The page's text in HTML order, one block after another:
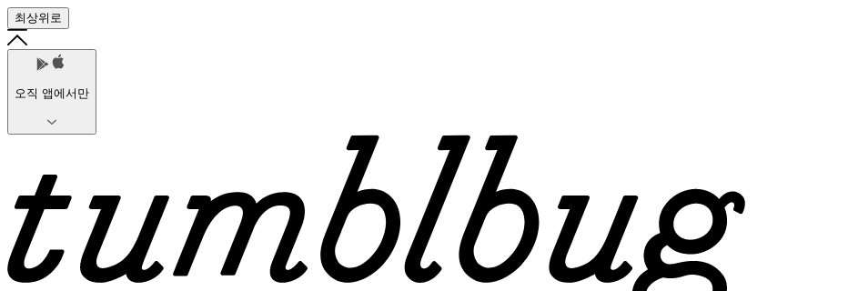
최상위로
오직 앱에서만